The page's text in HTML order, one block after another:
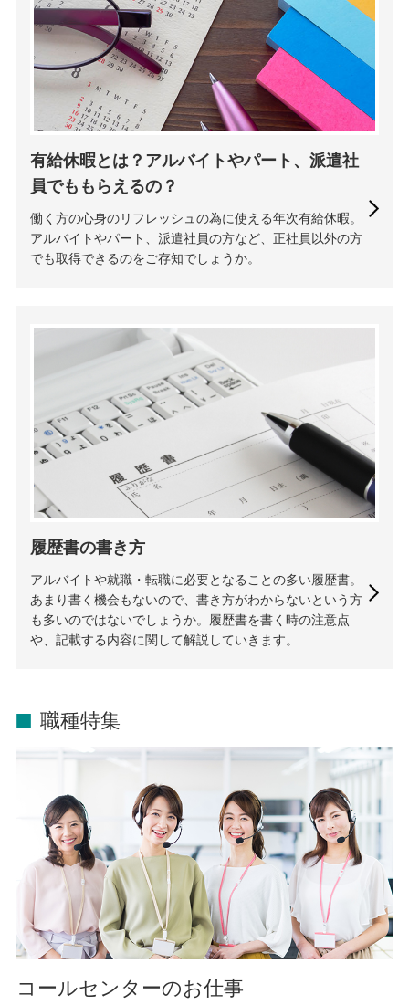
有給休暇とは？アルバイトやパート、派遣社
員でももらえるの？
働く方の心身のリフレッシュの為に使える年次有給休暇。
アルバイトやパート、派遣社員の方など、正社員以外の方
でも取得できるのをご存知でしょうか。
履歴書の書き方
アルバイトや就職・転職に必要となることの多い履歴書。
あまり書く機会もないので、書き方がわからないという方
も多いのではないでしょうか。履歴書を書く時の注意点
や、記載する内容に関して解説していきます。
職種特集
コールセンターのお仕事